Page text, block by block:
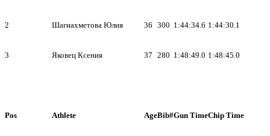
2 Шагиахметова Юлия 36 300 1:44:34.6 1:44:30.1
3 Яковец Ксения 37 280 1:48:49.0 1:48:45.0
Pos Athlete AgeBib#Gun TimeChip Time